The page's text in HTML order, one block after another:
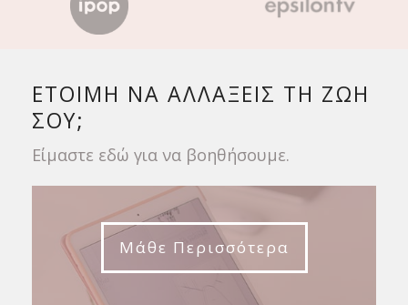
ΕΤΟΙΜΗ ΝΑ ΑΛΛΑΞΕΙΣ ΤΗ ΖΩΗ
ΣΟΥ;
Είμαστε εδώ για να βοηθήσουμε.
Μάθε Περισσότερα